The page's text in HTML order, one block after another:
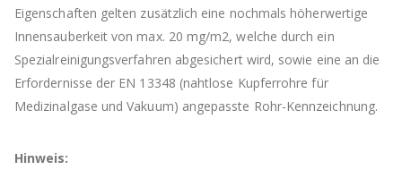
Eigenschaften gelten zusätzlich eine nochmals höherwertige
Innensauberkeit von max. 20 mg/m2, welche durch ein
Spezialreinigungsverfahren abgesichert wird, sowie eine an die
Erfordernisse der EN 13348 (nahtlose Kupferrohre für
Medizinalgase und Vakuum) angepasste Rohr-Kennzeichnung.
Hinweis: